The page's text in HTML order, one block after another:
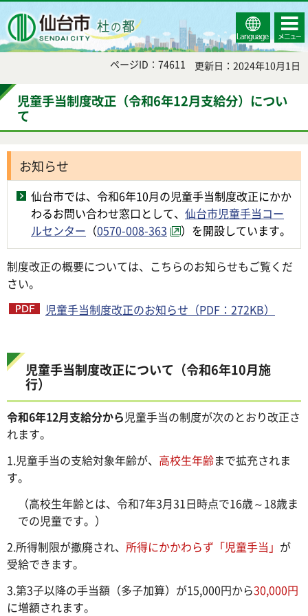
Select
Language
コンテ
ンツメ
ニュー
ページID：74611 更新日：2024年10月1日
児童手当制度改正（令和6年12月支給分）につい
て
お知らせ
仙台市では、令和6年10月の児童手当制度改正にかか
わるお問い合わせ窓口として、 仙台市児童手当コー
ルセンター （0570-008-363 ）を開設しています。
制度改正の概要については、こちらのお知らせもご覧くだ
さい。
児童手当制度改正のお知らせ（PDF：272KB）
児童手当制度改正について（令和6年10月施
行）
令和6年12月支給分から児童手当の制度が次のとおり改正さ
れます。
1.児童手当の支給対象年齢が、 高校生年齢まで拡充されま
す。
（高校生年齢とは、令和7年3月31日時点で16歳～18歳ま
での児童です。）
2.所得制限が撤廃され、 所得にかかわらず「児童手当」 が
受給できます。
3.第3子以降の手当額（多子加算）が15,000円から30,000円
に増額されます。